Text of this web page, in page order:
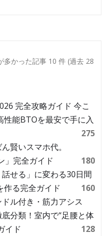
多かった記事 10 件 (過去 28
完全攻略ガイド 今こ
性能BTOを最安で手に入
275
賢いスマホ代。
」完全ガイド
180
せる」に変わる30日間
る完全ガイド
160
ル付き・筋力アシス
分類！室内で“足腰と体
イド
128